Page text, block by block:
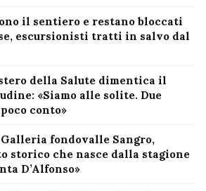
il sentiero e restano bloccati
escursionisti tratti in salvo dal
della Salute dimentica il
«Siamo alle solite. Due
conto»
Galleria fondovalle Sangro,
storico che nasce dalla stagione
D’Alfonso»